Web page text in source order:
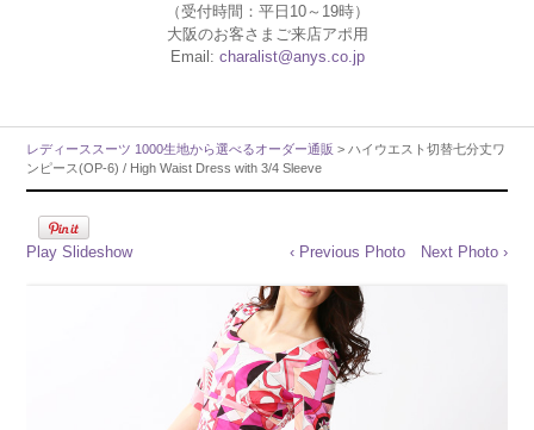
（受付時間：平日10～19時）
大阪のお客さまご来店アポ用
Email: charalist@anys.co.jp
レディーススーツ 1000生地から選べるオーダー通販 > ハイウエスト切替七分丈ワ
ンピース(OP-6) / High Waist Dress with 3/4 Sleeve
Play Slideshow ‹ Previous Photo Next Photo ›